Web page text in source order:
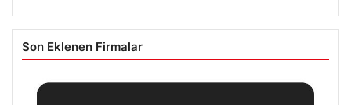
Son Eklenen Firmalar